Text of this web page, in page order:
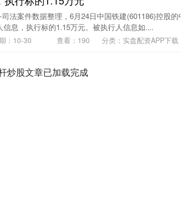
法案件数据整理，6月24日中国铁建(601186)控股
息，执行标的1.15万元。被执行人信息如....
：10-30 查看： 190 分类： 实盘配资APP下载
炒股文章已加载完成